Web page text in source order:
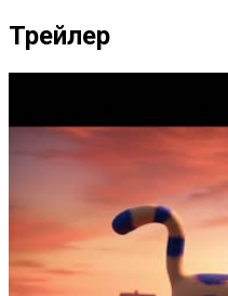
Трейлер